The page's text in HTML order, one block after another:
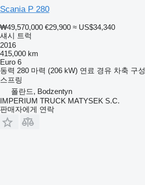
Scania P 280
₩49,570,000 €29,900 ≈ US$34,340
섀시 트럭
2016
415,000 km
Euro 6
동력 280 마력 (206 kW) 연료 경유 차축 구성
스프링
폴란드, Bodzentyn
IMPERIUM TRUCK MATYSEK S.C.
판매자에게 연락